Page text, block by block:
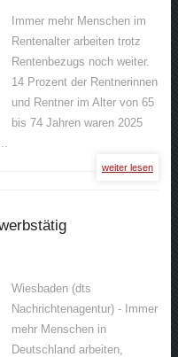
Immer mehr Menschen im
Rentenalter arbeiten trotz
Rentenbezugs noch weiter.
14 Prozent der Rentnerinnen
und Rentner im Alter von 65
bis 74 Jahren waren 2025
weiter lesen
Wiesbaden (dts
Nachrichtenagentur) - Immer
mehr Menschen in
Deutschland arbeiten,